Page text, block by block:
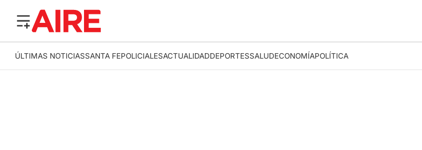
ÚLTIMAS NOTICIASSANTA FEPOLICIALESACTUALIDADDEPORTESSALUDECONOMÍAPOLÍTICA